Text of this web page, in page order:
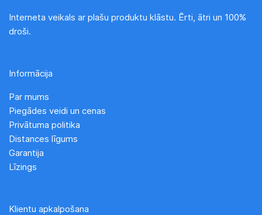
Interneta veikals ar plašu produktu klāstu. Ērti, ātri un 100%
droši.
Informācija
Par mums
Piegādes veidi un cenas
Privātuma politika
Distances līgums
Garantija
Līzings
Klientu apkalpošana